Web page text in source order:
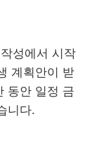
성에서 시작
계획안이 받
동안 일정 금
니다.